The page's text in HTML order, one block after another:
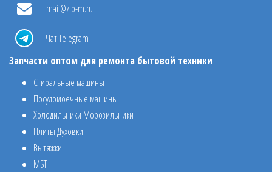
mail@zip-m.ru
Чат Telegram
Запчасти оптом для ремонта бытовой техники
Стиральные машины
Посудомоечные машины
Холодильники Морозильники
Плиты Духовки
Вытяжки
МБТ